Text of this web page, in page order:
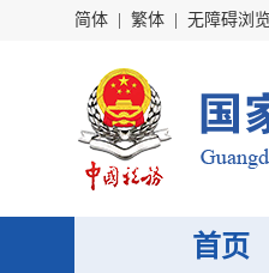
简体 繁体 无障碍浏览
首页